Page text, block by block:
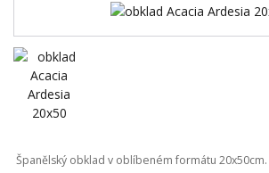
Španělský obklad v oblíbeném formátu 20x50cm.